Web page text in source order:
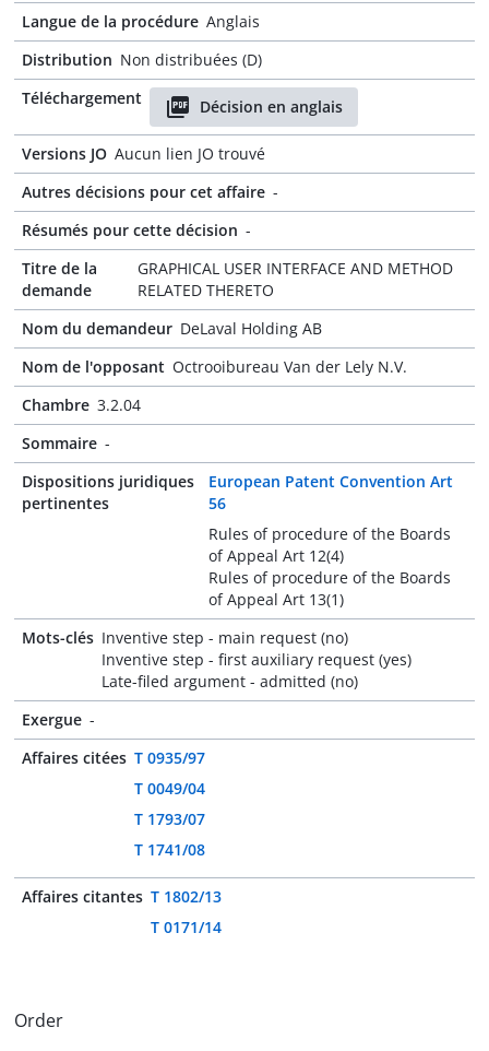
Langue de la procédure Anglais
Distribution Non distribuées (D)
Téléchargement
Décision en anglais
Versions JO Aucun lien JO trouvé
Autres décisions pour cet affaire -
Résumés pour cette décision -
Titre de la
demande
GRAPHICAL USER INTERFACE AND METHOD
RELATED THERETO
Nom du demandeur DeLaval Holding AB
Nom de l'opposant Octrooibureau Van der Lely N.V.
Chambre 3.2.04
Sommaire -
Dispositions juridiques
pertinentes
European Patent Convention Art
56
Rules of procedure of the Boards
of Appeal Art 12(4)
Rules of procedure of the Boards
of Appeal Art 13(1)
Mots-clés Inventive step - main request (no)
Inventive step - first auxiliary request (yes)
Late-filed argument - admitted (no)
Exergue -
Affaires citées T 0935/97
T 0049/04
T 1793/07
T 1741/08
Affaires citantes T 1802/13
T 0171/14
Order